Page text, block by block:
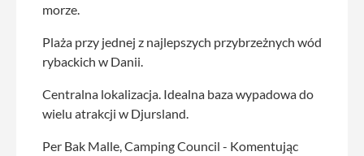
morze.
Plaża przy jednej z najlepszych przybrzeżnych wód
rybackich w Danii.
Centralna lokalizacja. Idealna baza wypadowa do
wielu atrakcji w Djursland.
Per Bak Malle, Camping Council - Komentując